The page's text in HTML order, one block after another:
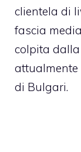
clientela di
fascia
colpita
attualmente
di Bulgari.